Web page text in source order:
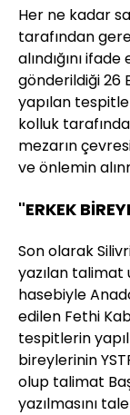
Her ne kadar
tarafından
alındığını
gönderildiği 26
yapılan
kolluk
mezarın
ve önlemin
"ERKEK
Son olarak
yazılan talimat
hasebiyle
edilen Fethi
tespitlerin
bireylerinin
olup talimat
yazılmasını